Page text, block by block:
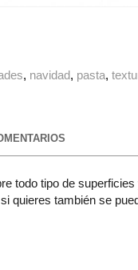
navidad pasta
todo tipo de
quieres también se